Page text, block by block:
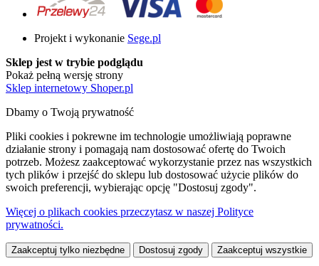
Projekt i wykonanie Sege.pl
Sklep jest w trybie podglądu
Pokaż pełną wersję strony
Sklep internetowy Shoper.pl
Dbamy o Twoją prywatność
Pliki cookies i pokrewne im technologie umożliwiają poprawne
działanie strony i pomagają nam dostosować ofertę do Twoich
potrzeb. Możesz zaakceptować wykorzystanie przez nas wszystkich
tych plików i przejść do sklepu lub dostosować użycie plików do
swoich preferencji, wybierając opcję "Dostosuj zgody".
Więcej o plikach cookies przeczytasz w naszej Polityce
prywatności.
Zaakceptuj tylko niezbędne Dostosuj zgody Zaakceptuj wszystkie